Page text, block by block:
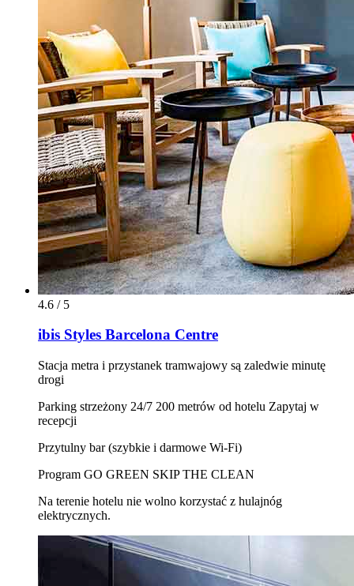
4.6 / 5
ibis Styles Barcelona Centre
Stacja metra i przystanek tramwajowy są zaledwie minutę
drogi
Parking strzeżony 24/7 200 metrów od hotelu Zapytaj w
recepcji
Przytulny bar (szybkie i darmowe Wi‑Fi)
Program GO GREEN SKIP THE CLEAN
Na terenie hotelu nie wolno korzystać z hulajnóg
elektrycznych.